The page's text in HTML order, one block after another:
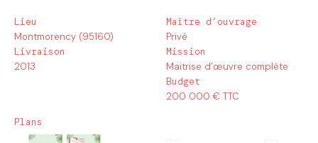
Lieu
Montmorency (95160)
Livraison
2013
Maître d’ouvrage
Privé
Mission
Maitrise d’œuvre complète
Budget
200 000 € TTC
Plans